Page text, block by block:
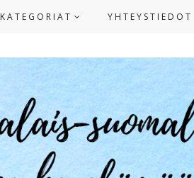
KATEGORIAT YHTEYSTIEDOT